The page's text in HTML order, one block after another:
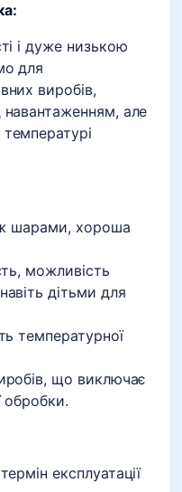
і дуже низькою
для
виробів,
але
шарами, хороша
можливість
дітьми для
температурної
що виключає
обробки.
експлуатації